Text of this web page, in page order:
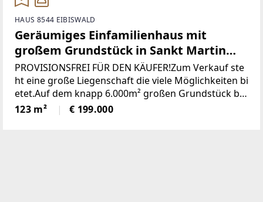
HAUS 8544 EIBISWALD
Geräumiges Einfamilienhaus mit
großem Grundstück in Sankt Martin
(Provisionsfrei)
PROVISIONSFREI FÜR DEN KÄUFER!Zum Verkauf ste
ht eine große Liegenschaft die viele Möglichkeiten bi
etet.Auf dem knapp 6.000m² großen Grundstück be
findet sich ein Wohngebäude bestehend aus derzeit
zwei getrennten Wohnungen, einem großen zweist
123 m² € 199.000